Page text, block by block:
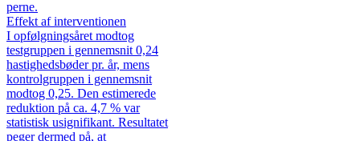
perne.
Effekt af interventionen
I opfølgningsåret modtog
testgruppen i gennemsnit 0,24
hastighedsbøder pr. år, mens
kontrolgruppen i gennemsnit
modtog 0,25. Den estimerede
reduktion på ca. 4,7 % var
statistisk usignifikant. Resultatet
peger dermed på, at